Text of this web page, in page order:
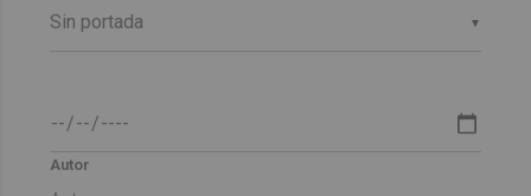
▼
Autor